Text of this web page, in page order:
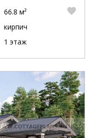
66.8 м²
кирпич
1 этаж